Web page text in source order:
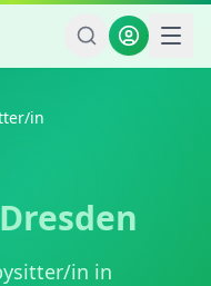
in
Dresden
in in